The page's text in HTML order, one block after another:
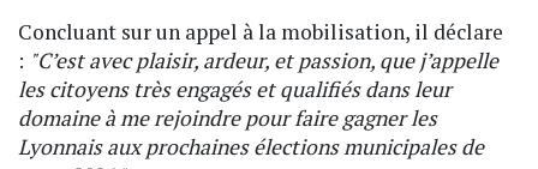
Concluant sur un appel à la mobilisation, il déclare
: "C’est avec plaisir, ardeur, et passion, que j’appelle
les citoyens très engagés et qualifiés dans leur
domaine à me rejoindre pour faire gagner les
Lyonnais aux prochaines élections municipales de